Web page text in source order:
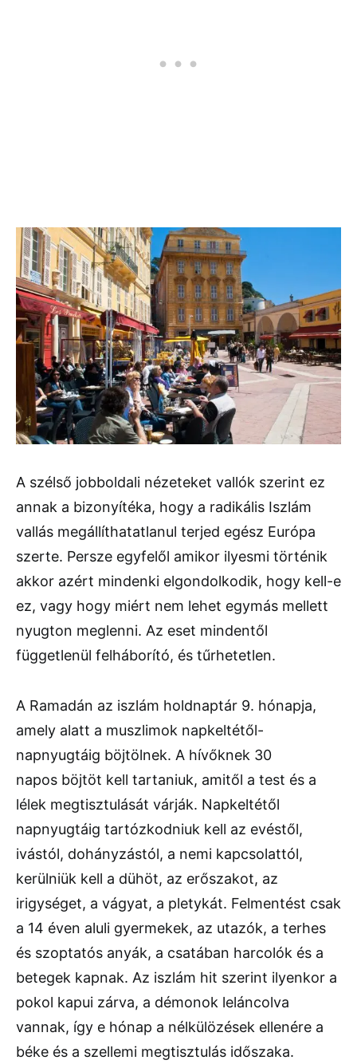
A szélső jobboldali nézeteket vallók szerint ez
annak a bizonyítéka, hogy a radikális Iszlám
vallás megállíthatatlanul terjed egész Európa
szerte. Persze egyfelől amikor ilyesmi történik
akkor azért mindenki elgondolkodik, hogy kell-e
ez, vagy hogy miért nem lehet egymás mellett
nyugton meglenni. Az eset mindentől
függetlenül felháborító, és tűrhetetlen.
A Ramadán az iszlám holdnaptár 9. hónapja,
amely alatt a muszlimok napkeltétől-
napnyugtáig böjtölnek. A hívőknek 30
napos böjtöt kell tartaniuk, amitől a test és a
lélek megtisztulását várják. Napkeltétől
napnyugtáig tartózkodniuk kell az evéstől,
ivástól, dohányzástól, a nemi kapcsolattól,
kerülniük kell a dühöt, az erőszakot, az
irigységet, a vágyat, a pletykát. Felmentést csak
a 14 éven aluli gyermekek, az utazók, a terhes
és szoptatós anyák, a csatában harcolók és a
betegek kapnak. Az iszlám hit szerint ilyenkor a
pokol kapui zárva, a démonok leláncolva
vannak, így e hónap a nélkülözések ellenére a
béke és a szellemi megtisztulás időszaka.